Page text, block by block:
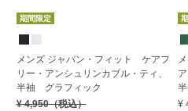
期間限定
メンズ ジャパン・フィット ケアフ
リー・アンシュリンカブル・ティ、
半袖 グラフィック
¥ 4,950（税込）
¥